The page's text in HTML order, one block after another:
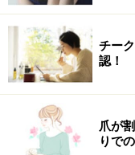
す。そして何より汗
３ アイメイ
シルアイライ
クリームアイシャ
に塗ったら、ウォ
チー
認！
爪が
りで